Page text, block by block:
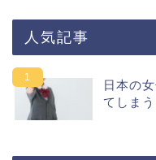
人気記事
日本の
てしま